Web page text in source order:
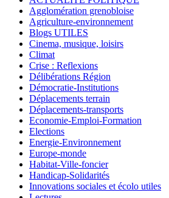
Agglomération grenobloise
Agriculture-environnement
Blogs UTILES
Cinema, musique, loisirs
Climat
Crise : Reflexions
Délibérations Région
Démocratie-Institutions
Déplacements terrain
Déplacements-transports
Economie-Emploi-Formation
Elections
Energie-Environnement
Europe-monde
Habitat-Ville-foncier
Handicap-Solidarités
Innovations sociales et écolo utiles